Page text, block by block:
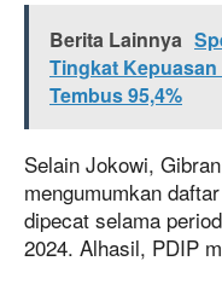
Berita Lainnya
Tingkat
Tembus 95,4%
Selain Jokowi,
mengumumkan
dipecat selama
2024. Alhasil, PDIP